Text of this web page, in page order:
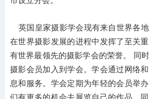
英国皇家摄影学会现有来自世界各
在世界摄影发展的进程中发挥了至关
有世界最领先的摄影学会的荣誉。 同
摄影会员加入到学会。学会通过网络
息和服务。学会定期为年轻的会员举
们有更多的机会去展览自己的作品。